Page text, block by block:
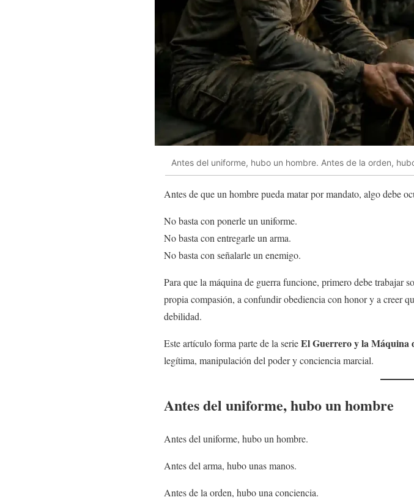
Antes del uniforme, hubo un hombre. Antes de la orden,
Antes de que un hombre pueda matar por mandato, algo debe
No basta con ponerle un uniforme.
No basta con entregarle un arma.
No basta con señalarle un enemigo.
Para que la máquina de guerra funcione, primero debe trabajar
propia compasión, a confundir obediencia con honor y a creer
debilidad.
Este artículo forma parte de la serieEl Guerrero y la Máquina
legítima, manipulación del poder y conciencia marcial.
Antes del uniforme, hubo un hombre
Antes del uniforme, hubo un hombre.
Antes del arma, hubo unas manos.
Antes de la orden, hubo una conciencia.